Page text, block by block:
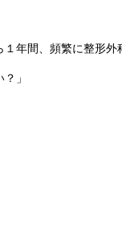
年間、頻繁に整形外
」